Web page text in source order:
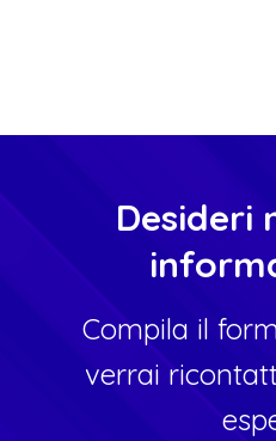
Desideri
Compila il
verrai